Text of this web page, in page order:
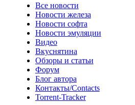
Все новости
Новости железа
Новости софта
Новости эмуляции
Видео
Вкуснятина
Обзоры и статьи
Форум
Блог автора
Контакты/Contacts
Torrent-Tracker